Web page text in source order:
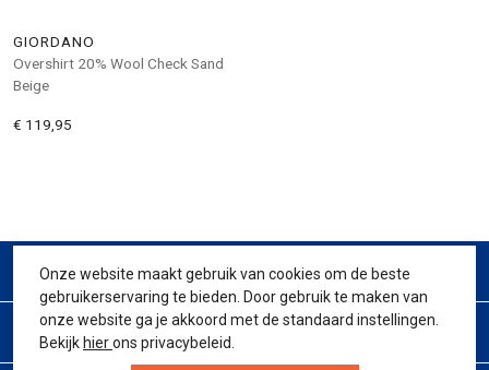
GIORDANO
Overshirt 20% Wool Check Sand
Beige
€ 119,95
CONTACT
KLANTENSERVICE
Onze website maakt gebruik van cookies om de beste
gebruikerservaring te bieden. Door gebruik te maken van
onze website ga je akkoord met de standaard instellingen.
Bekijk hierons privacybeleid.